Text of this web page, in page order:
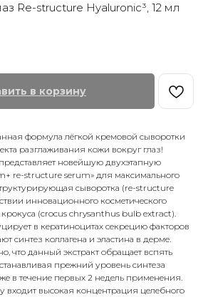
Re-structure Hyaluronic³, 12 мл
в корзину
формула лёгкой кремовой сыворотки
разглаживания кожи вокруг глаз!
новейшую двухэтапную
re-structure serum» для максимального
сыворотка (re-structure
инновационного косметического
крокуса (crocus chrysanthus bulb extract).
в кератиноцитах секрецию факторов
синтез коллагена и эластина в дерме.
что данный экстракт обращает вспять
прежний уровень синтеза
в течение первых 2 недель применения.
входит высокая концентрация целебного